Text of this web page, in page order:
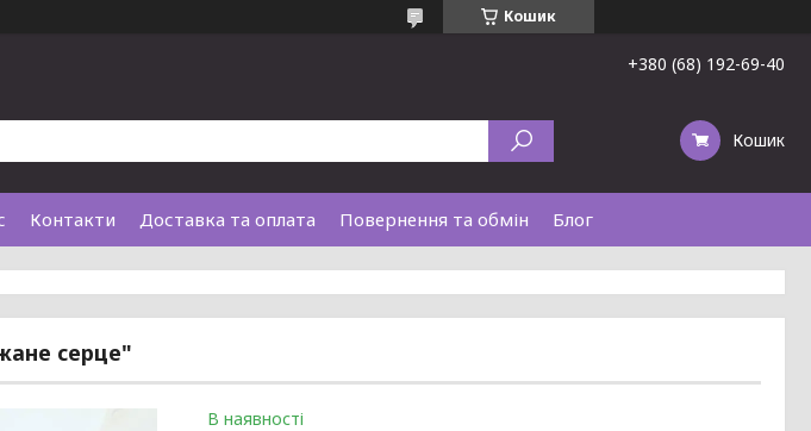
Кошик
+380 (68) 192-69-40
Кошик
Контакти Доставка та оплата Повернення та обмін Блог
серце"
В наявності